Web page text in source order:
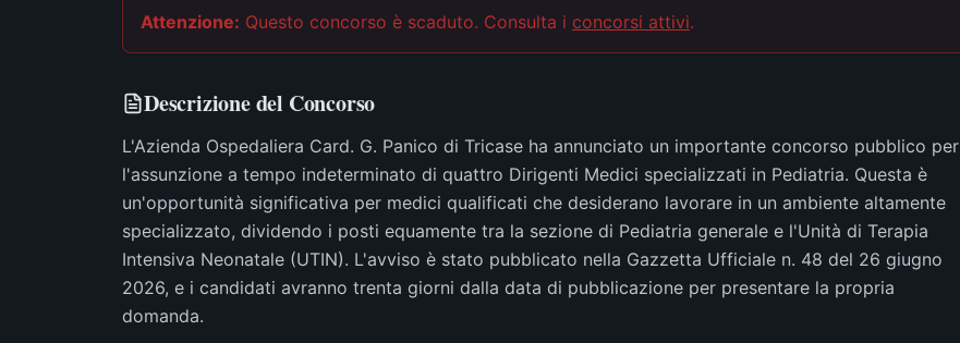
Attenzione: Questo concorso è scaduto. Consulta i concorsi attivi.
Descrizione del Concorso
L'Azienda Ospedaliera Card. G. Panico di Tricase ha annunciato un importante concorso pubblico per
l'assunzione a tempo indeterminato di quattro Dirigenti Medici specializzati in Pediatria. Questa è
un'opportunità significativa per medici qualificati che desiderano lavorare in un ambiente altamente
specializzato, dividendo i posti equamente tra la sezione di Pediatria generale e l'Unità di Terapia
Intensiva Neonatale (UTIN). L'avviso è stato pubblicato nella Gazzetta Ufficiale n. 48 del 26 giugno
2026, e i candidati avranno trenta giorni dalla data di pubblicazione per presentare la propria
domanda.